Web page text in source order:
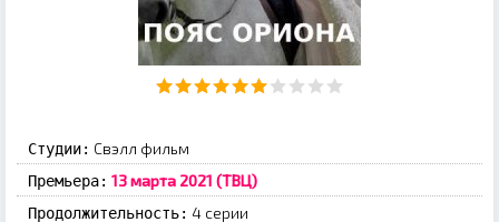
Студии: Свэлл фильм
Премьера: 13 марта 2021 (ТВЦ)
Продолжительность: 4 серии